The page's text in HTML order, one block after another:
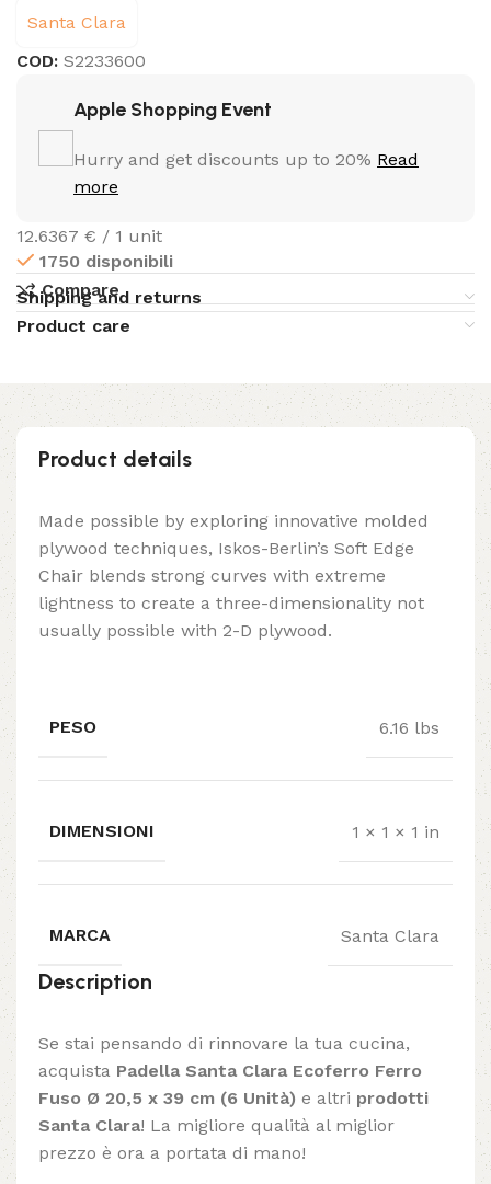
Santa Clara
COD:S2233600
Apple Shopping Event
Hurry and get discounts up to 20% Read
more
12.6367 € / 1 unit
1750 disponibili
Compare
Shipping and returns
Product care
Product details
Made possible by exploring innovative molded
plywood techniques, Iskos-Berlin’s Soft Edge
Chair blends strong curves with extreme
lightness to create a three-dimensionality not
usually possible with 2-D plywood.
PESO 6.16 lbs
DIMENSIONI 1 × 1 × 1 in
MARCA Santa Clara
Description
Se stai pensando di rinnovare la tua cucina,
acquista Padella Santa Clara Ecoferro Ferro
Fuso Ø 20,5 x 39 cm (6 Unità) e altri prodotti
Santa Clara! La migliore qualità al miglior
prezzo è ora a portata di mano!